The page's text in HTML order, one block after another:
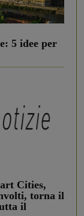
5 idee per
Cities,
torna il
il